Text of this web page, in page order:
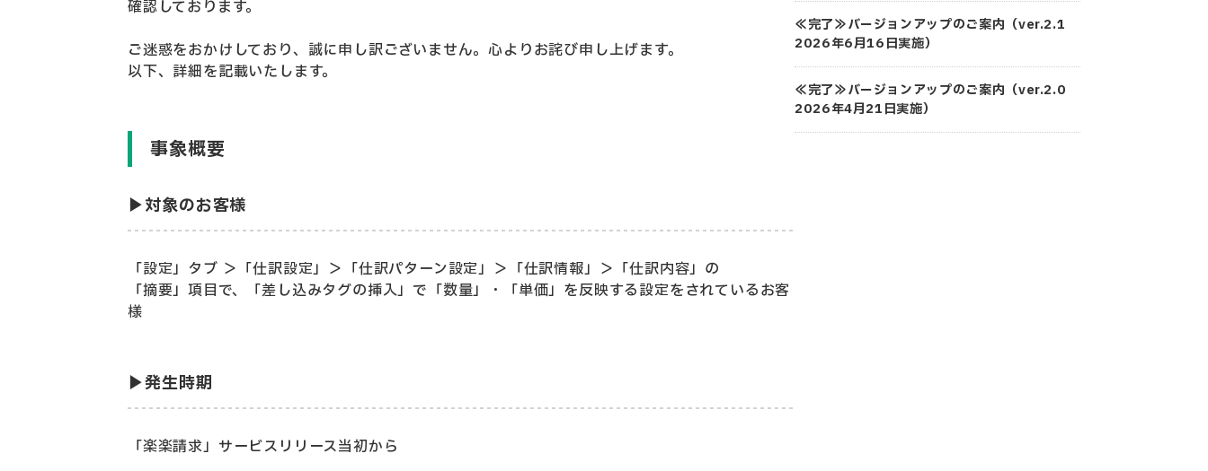
確認しております。
ご迷惑をおかけしており、誠に申し訳ございません。心よりお詫び申し上げます。
以下、詳細を記載いたします。
事象概要
▶対象のお客様
「設定」タブ ＞「仕訳設定」＞「仕訳パターン設定」＞「仕訳情報」＞「仕訳内容」の
「摘要」項目で、「差し込みタグの挿入」で「数量」・「単価」を反映する設定をされているお客
様
▶発生時期
「楽楽請求」サービスリリース当初から
≪完了≫バージョンアップのご案内（ver.2.1
2026年6月16日実施）
≪完了≫バージョンアップのご案内（ver.2.0
2026年4月21日実施）